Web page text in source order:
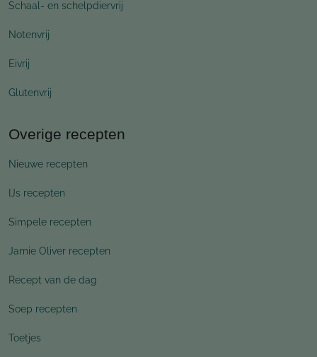
Schaal- en schelpdiervrij
Notenvrij
Eivrij
Glutenvrij
Overige recepten
Nieuwe recepten
IJs recepten
Simpele recepten
Jamie Oliver recepten
Recept van de dag
Soep recepten
Toetjes